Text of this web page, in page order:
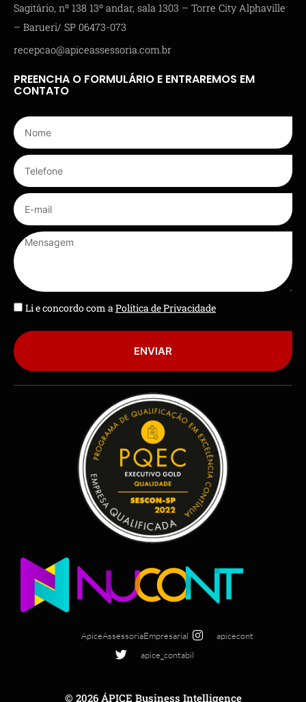
Sagitário, nº 138 13º andar, sala 1303 – Torre City Alphaville
– Barueri/ SP 06473-073
recepcao@apiceassessoria.com.br
PREENCHA O FORMULÁRIO E ENTRAREMOS EM
CONTATO
Li e concordo com a Política de Privacidade
ENVIAR
ApiceAssessoriaEmpresarial
apicecont
apice_contabil
© 2026 ÁPICE Business Intelligence